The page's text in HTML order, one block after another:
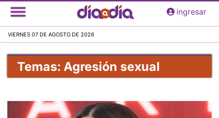
Pasar
al
principal
ingresar
VIERNES 07 DE AGOSTO DE 2026
Temas: Agresión sexual